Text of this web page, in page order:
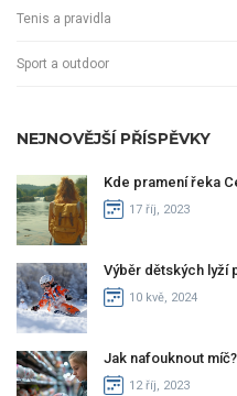
Tenis a pravidla
Sport a outdoor
NEJNOVĚJŠÍ PŘÍSPĚVKY
Kde pramení řeka
17 říj, 2023
Výběr dětských lyží
10 kvě, 2024
Jak nafouknout míč?
12 říj, 2023